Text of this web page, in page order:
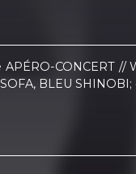
CONCERT //
BLEU